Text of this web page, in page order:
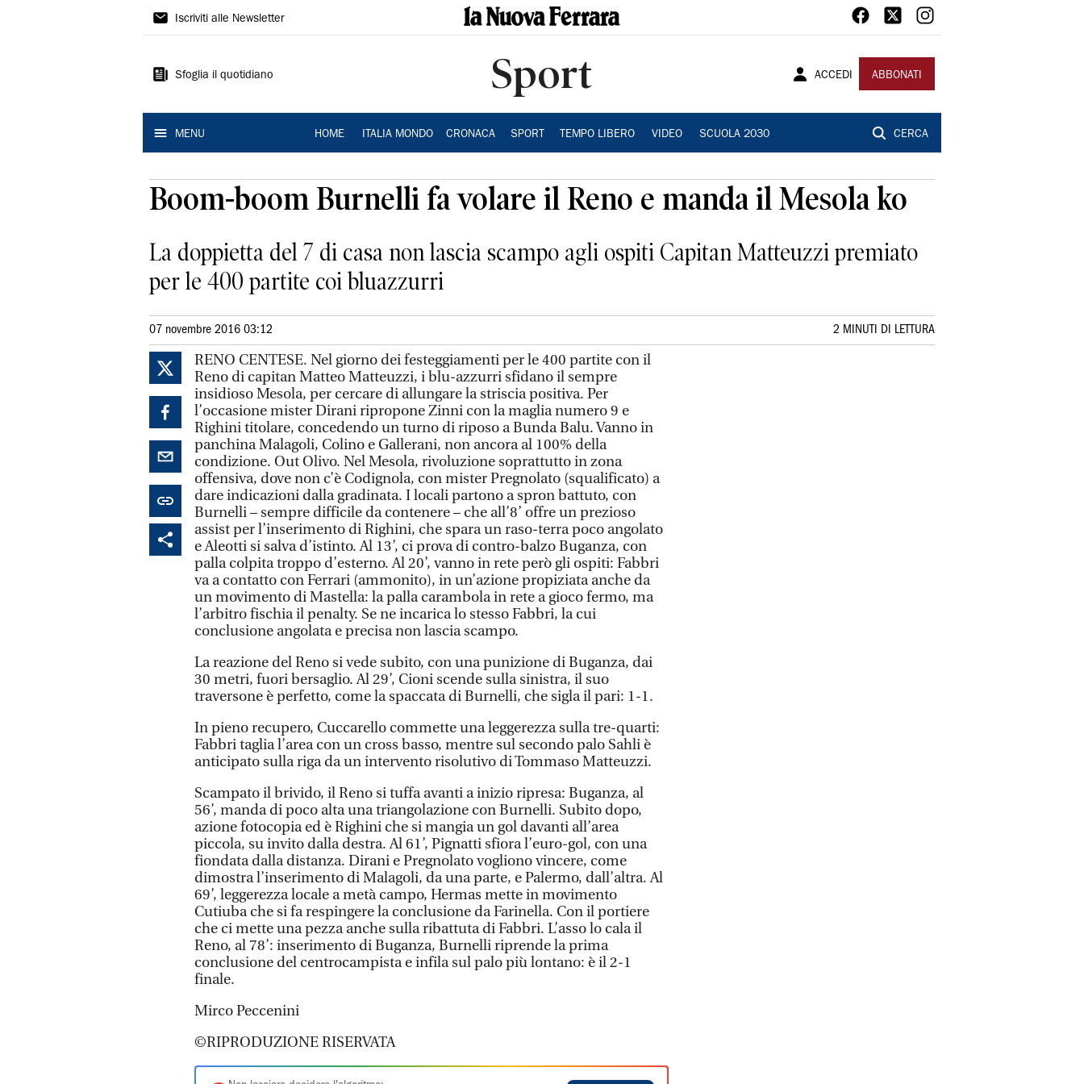
La
Ferrara
Iscriviti alle Newsletter
Sfoglia il quotidiano Sport ACCEDI ABBONATI
MENU HOME ITALIA MONDO CRONACA SPORT TEMPO LIBERO VIDEO SCUOLA 2030 CERCA
Boom-boom Burnelli fa volare il Reno e manda il Mesola ko
La doppietta del 7 di casa non lascia scampo agli ospiti Capitan Matteuzzi premiato
per le 400 partite coi bluazzurri
07 novembre 2016 03:12 2 MINUTI DI LETTURA
RENO CENTESE. Nel giorno dei festeggiamenti per le 400 partite con il
Reno di capitan Matteo Matteuzzi, i blu-azzurri sfidano il sempre
insidioso Mesola, per cercare di allungare la striscia positiva. Per
l’occasione mister Dirani ripropone Zinni con la maglia numero 9 e
Righini titolare, concedendo un turno di riposo a Bunda Balu. Vanno in
panchina Malagoli, Colino e Gallerani, non ancora al 100% della
condizione. Out Olivo. Nel Mesola, rivoluzione soprattutto in zona
offensiva, dove non c’è Codignola, con mister Pregnolato (squalificato) a
dare indicazioni dalla gradinata. I locali partono a spron battuto, con
Burnelli – sempre difficile da contenere – che all’8’ offre un prezioso
assist per l’inserimento di Righini, che spara un raso-terra poco angolato
e Aleotti si salva d’istinto. Al 13’, ci prova di contro-balzo Buganza, con
palla colpita troppo d’esterno. Al 20’, vanno in rete però gli ospiti: Fabbri
va a contatto con Ferrari (ammonito), in un’azione propiziata anche da
un movimento di Mastella: la palla carambola in rete a gioco fermo, ma
l’arbitro fischia il penalty. Se ne incarica lo stesso Fabbri, la cui
conclusione angolata e precisa non lascia scampo.
La reazione del Reno si vede subito, con una punizione di Buganza, dai
30 metri, fuori bersaglio. Al 29’, Cioni scende sulla sinistra, il suo
traversone è perfetto, come la spaccata di Burnelli, che sigla il pari: 1-1.
In pieno recupero, Cuccarello commette una leggerezza sulla tre-quarti:
Fabbri taglia l’area con un cross basso, mentre sul secondo palo Sahli è
anticipato sulla riga da un intervento risolutivo di Tommaso Matteuzzi.
Scampato il brivido, il Reno si tuffa avanti a inizio ripresa: Buganza, al
56’, manda di poco alta una triangolazione con Burnelli. Subito dopo,
azione fotocopia ed è Righini che si mangia un gol davanti all’area
piccola, su invito dalla destra. Al 61’, Pignatti sfiora l’euro-gol, con una
fiondata dalla distanza. Dirani e Pregnolato vogliono vincere, come
dimostra l’inserimento di Malagoli, da una parte, e Palermo, dall’altra. Al
69’, leggerezza locale a metà campo, Hermas mette in movimento
Cutiuba che si fa respingere la conclusione da Farinella. Con il portiere
che ci mette una pezza anche sulla ribattuta di Fabbri. L’asso lo cala il
Reno, al 78’: inserimento di Buganza, Burnelli riprende la prima
conclusione del centrocampista e infila sul palo più lontano: è il 2-1
finale.
Mirco Peccenini
©RIPRODUZIONE RISERVATA